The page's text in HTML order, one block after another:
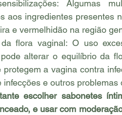
Algumas
aos ingredientes presentes
e vermelhidão na região
da flora vaginal: O uso
alterar o equilíbrio da
protegem a vagina contra
infecções e outros problemas
escolher sabonetes
e usar com